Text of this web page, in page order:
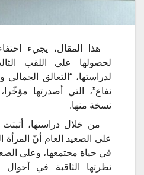
هذا المقال، يجيء
لحصولها على اللقب
لدراستها،“ التعالق الجمالي
نفاع”، التي أصدرتها
نسخة منها.
من خلال دراستها،
على الصعيد العام أنّ المرأة
في حياة مجتمعها، وعلى
نظرتها الثاقبة في أحوال